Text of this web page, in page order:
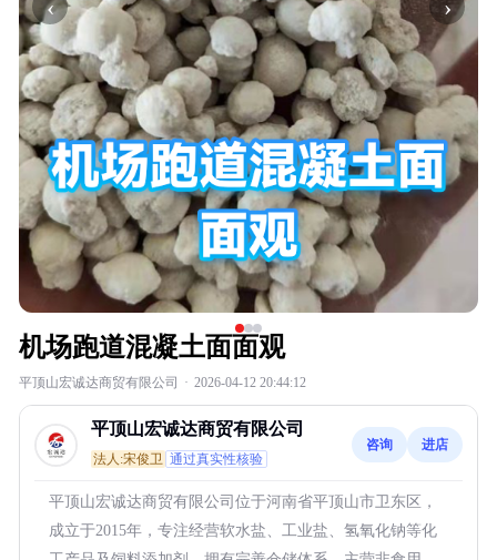
‹ ›
机场跑道混凝土面面观
平顶山宏诚达商贸有限公司 · 2026-04-12 20:44:12
平顶山宏诚达商贸有限公司
法人:宋俊卫 通过真实性核验
咨询 进店
平顶山宏诚达商贸有限公司位于河南省平顶山市卫东区，
成立于2015年，专注经营软水盐、工业盐、氢氧化钠等化